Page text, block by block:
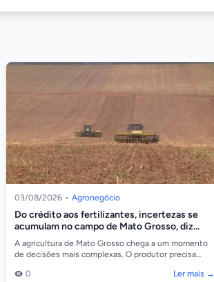
03/08/2026 • Agronegócio
Do crédito aos fertilizantes, incertezas se
acumulam no campo de Mato Grosso, diz
Imea
A agricultura de Mato Grosso chega a um momento
de decisões mais complexas. O produtor precisa
at...0 Ler mais →